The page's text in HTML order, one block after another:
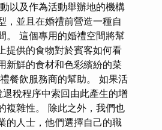
以及作為活動舉辦地的機構
，並且在婚禮前營造一種自
。 這個專用的婚禮空間將幫
提供的食物對於賓客如何看
新鮮的食材和色彩繽紛的菜
餐飲服務商的幫助。 如果活
稅程序中索回由此產生的增
複雜性。 除此之外，我們也
的人士，他們選擇自己的職